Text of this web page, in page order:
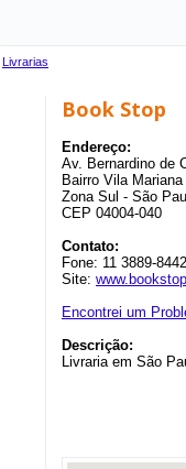
Livrarias
Book Stop
Endereço:
Av. Bernardino de
Bairro Vila
Zona Sul - São
CEP 04004-040
Contato:
Fone: 11 3889-
Site:
Encontrei um
Descrição:
Livraria em São